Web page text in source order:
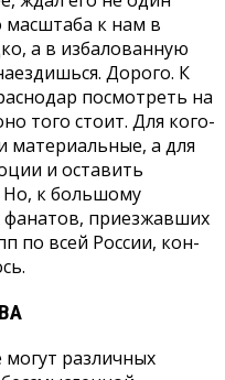
масштаба к нам в
а в избалованную
Дорого. К
посмотреть на
того стоит. Для кого-
материальные, а для
и оставить
Но, к большому
фанатов, приезжавших
по всей России, кон­
различных